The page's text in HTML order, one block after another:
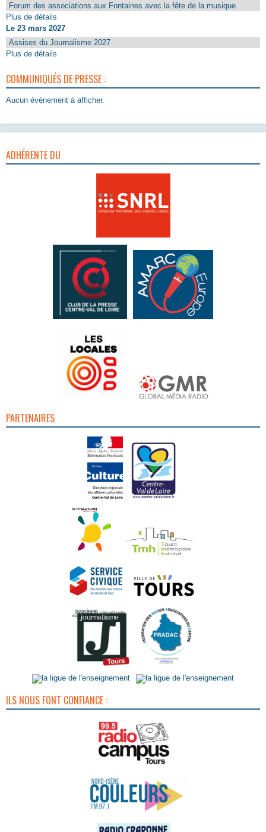
Forum des associations aux Fontaines avec la fête de la musique
Plus de détails
Le 23 mars 2027
Assises du Journalisme 2027
Plus de détails
COMMUNIQUÉS DE PRESSE :
Aucun évènement à afficher.
ADHÉRENTE DU
PARTENAIRES
ILS NOUS FONT CONFIANCE :